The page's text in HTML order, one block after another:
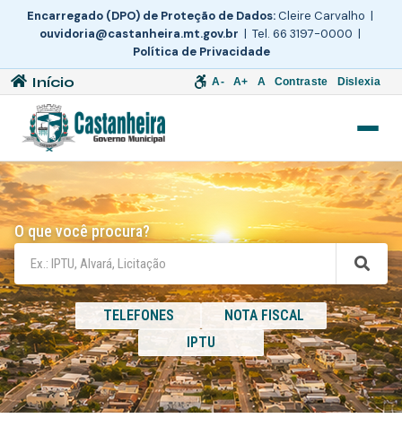
Encarregado (DPO) de Proteção de Dados:Cleire Carvalho |
ouvidoria@castanheira.mt.gov.br | Tel. 66 3197-0000 |
Política de Privacidade
Início A- A+ A Contraste Dislexia
O que você procura?
TELEFONES
NOTA FISCAL
IPTU